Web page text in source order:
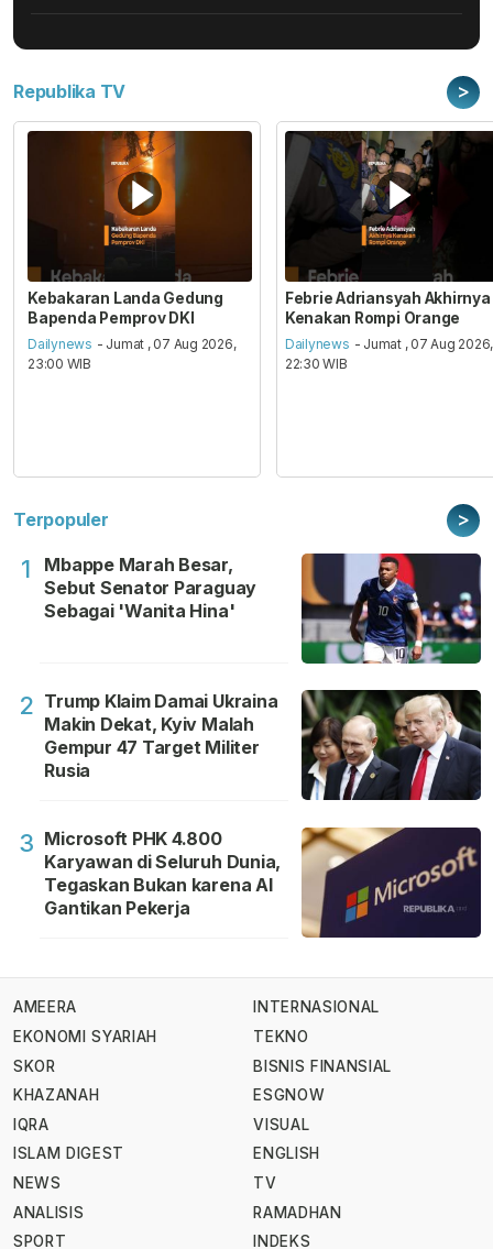
Republika TV >
Kebakaran Landa Gedung
Bapenda Pemprov DKI
Dailynews - Jumat , 07 Aug 2026,
23:00 WIB
Febrie Adriansyah Akhirnya
Kenakan Rompi Orange
Dailynews - Jumat , 07 Aug 2026,
22:30 WIB
Terpopuler >
1
Mbappe Marah Besar,
Sebut Senator Paraguay
Sebagai 'Wanita Hina'
2 Trump Klaim Damai Ukraina
Makin Dekat, Kyiv Malah
Gempur 47 Target Militer
Rusia
3 Microsoft PHK 4.800
Karyawan di Seluruh Dunia,
Tegaskan Bukan karena AI
Gantikan Pekerja
AMEERA
EKONOMI SYARIAH
SKOR
KHAZANAH
IQRA
ISLAM DIGEST
NEWS
ANALISIS
SPORT
INTERNASIONAL
TEKNO
BISNIS FINANSIAL
ESGNOW
VISUAL
ENGLISH
TV
RAMADHAN
INDEKS